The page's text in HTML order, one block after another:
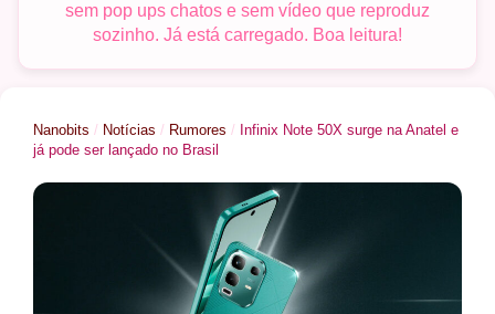
sem pop ups chatos e sem vídeo que reproduz
sozinho. Já está carregado. Boa leitura!
Nanobits / Notícias / Rumores / Infinix Note 50X surge na Anatel e
já pode ser lançado no Brasil